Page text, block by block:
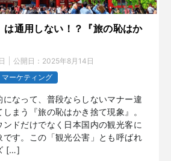
は通用しない！？『旅の恥はか
公開日： 2025年8月14日
マーケティング
なって、普段ならしないマナー違
まう『旅の恥はかき捨て現象』。
ドだけでなく日本国内の観光客に
です。この「観光公害」とも呼ばれ
[…]